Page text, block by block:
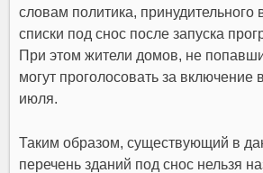
словам политика, принудительного
списки под снос после запуска
При этом жители домов, не
могут проголосовать за включение
июля.
Таким образом, существующий в
перечень зданий под снос нельзя